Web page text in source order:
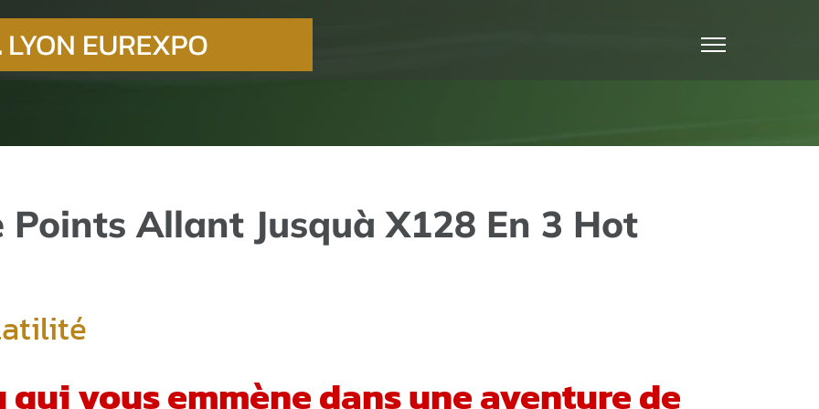
Allant Jusquà X128 En 3 Hot
vous emmène dans une aventure de